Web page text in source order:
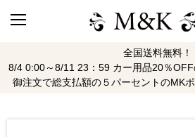
全国送料無料！
8/4 0:00～8/11 23：59 カー用品20％OFF
御注文で総支払額の５パーセントのMK